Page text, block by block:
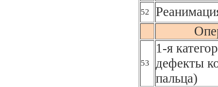
52
53
1-я
дефекты
пальца)